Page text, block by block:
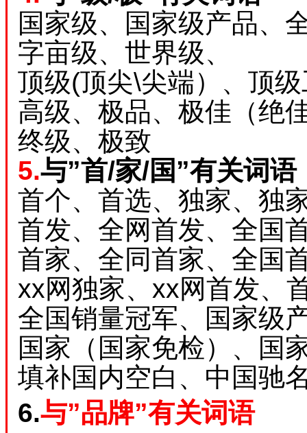
国家级、国家级产品、
字亩级、世界级、
顶级(顶尖\尖端）、顶
高级、极品、极佳（绝
终级、极致
5.与”首/家/国”有关词语
首个、首选、独家、独
首发、全网首发、全国
首家、全同首家、全国
xx网独家、xx网首发、
全国销量冠军、国家级
国家（国家免检）、国
填补国内空白、中国驰
6.与”品牌”有关词语